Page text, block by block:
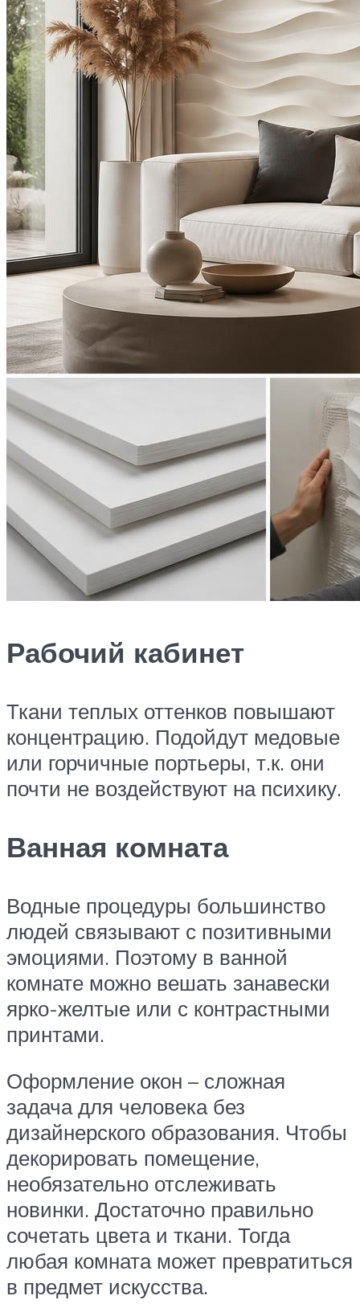
Рабочий кабинет
Ткани теплых оттенков повышают
концентрацию. Подойдут медовые
или горчичные портьеры, т.к. они
почти не воздействуют на психику.
Ванная комната
Водные процедуры большинство
людей связывают с позитивными
эмоциями. Поэтому в ванной
комнате можно вешать занавески
ярко-желтые или с контрастными
принтами.
Оформление окон – сложная
задача для человека без
дизайнерского образования. Чтобы
декорировать помещение,
необязательно отслеживать
новинки. Достаточно правильно
сочетать цвета и ткани. Тогда
любая комната может превратиться
в предмет искусства.